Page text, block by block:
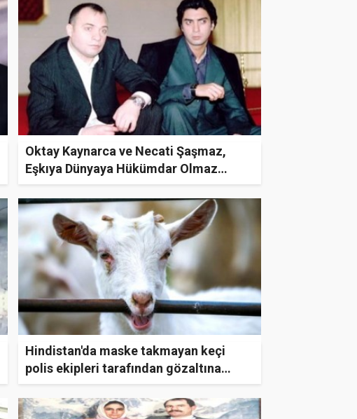
Oktay Kaynarca ve Necati Şaşmaz,
Eşkıya Dünyaya Hükümdar Olmaz
dizisinde yeniden bir araya gelecek
Hindistan'da maske takmayan keçi
polis ekipleri tarafından gözaltına
alındı